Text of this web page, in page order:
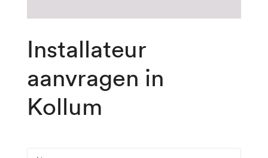
Installateur
aanvragen in
Kollum